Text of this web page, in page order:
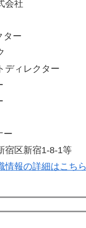
会社
ター
ディレクター
ー
宿区新宿1-8-1等
情報の詳細はこちら